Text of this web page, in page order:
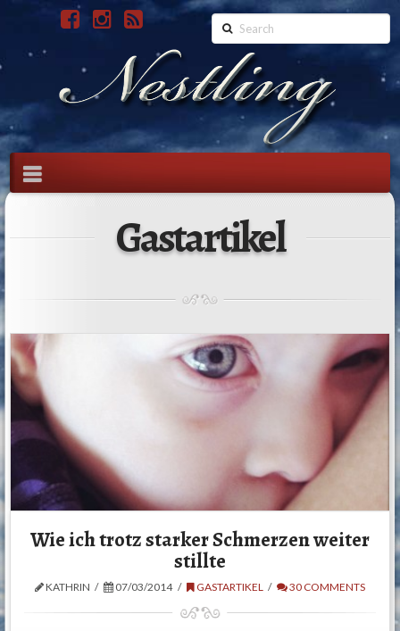
Search
Navigation
Gastartikel
Wie ich trotz starker Schmerzen weiter
stillte
KATHRIN 07/03/2014 GASTARTIKEL 30 COMMENTS